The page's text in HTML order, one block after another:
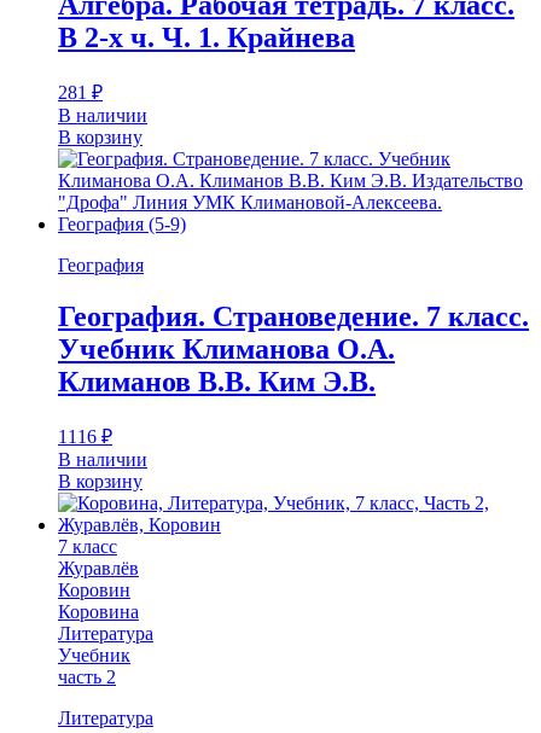
В 2-х ч. Ч. 1. Крайнева
281 ₽
В наличии
В корзину
География
География. Страноведение. 7 класс.
Учебник Климанова О.А.
Климанов В.В. Ким Э.В.
1116 ₽
В наличии
В корзину
7 класс
Журавлёв
Коровин
Коровина
Литература
Учебник
часть 2
Литература